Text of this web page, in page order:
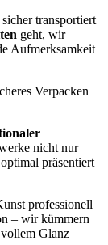
transportiert
geht, wir
Aufmerksamkeit
Verpacken
nicht nur
präsentiert
professionell
– wir kümmern
Glanz